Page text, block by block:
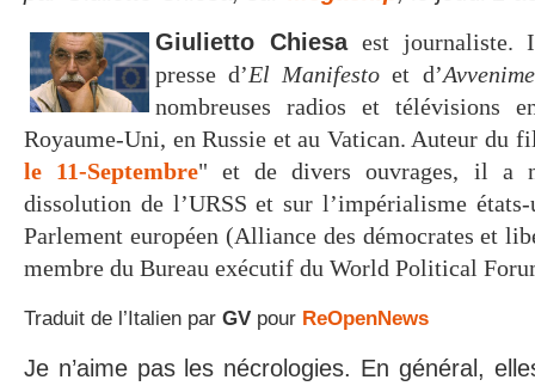
Giulietto Chiesaest journaliste.
presse d’El Manifesto et d’
nombreuses radios et télévisions
Royaume-Uni, en Russie et au Vatican. Auteur du
le 11-Septembre" et de divers ouvrages, il a
dissolution de l’URSS et sur l’impérialisme
Parlement européen (Alliance des démocrates et
membre du Bureau exécutif du World Political
Traduit de l’Italien par GV pour ReOpenNews
Je n’aime pas les nécrologies. En général,